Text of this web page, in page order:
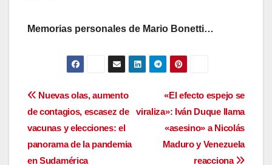
Memorias personales de Mario Bonetti…
Navegación
de
entradas
«El efecto espejo se
viraliza»: Iván Duque llama
«asesino» a Nicolás
Maduro y Venezuela
reacciona
Nuevas olas, aumento
de contagios, escasez de
vacunas y elecciones: el
panorama de la pandemia
en Sudamérica